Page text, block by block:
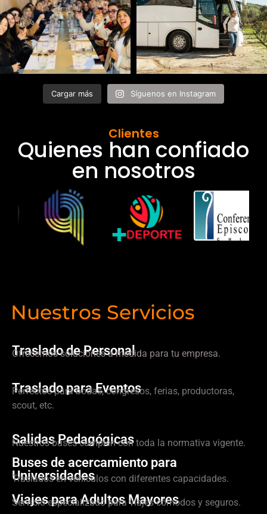
Cargar más Síguenos en Instagram
Clientes
Quienes han confiado
en nosotros
Nuestros Servicios
Traslado de Personal
Ofrecemos soluciones a medida para tu empresa.
Traslado para Eventos
Perfectos para bodas, congresos, ferias, productoras,
scout, etc.
Salidas Pedagógicas
Nuestros buses cumplen con toda la normativa vigente.
Buses de acercamiento para
Universidades
Traslados en vehículos con diferentes capacidades.
Viajes para Adultos Mayores
Servicio especializado para viajes cómodos y seguros.